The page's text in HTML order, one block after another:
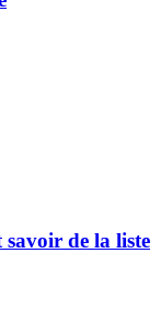
de la liste